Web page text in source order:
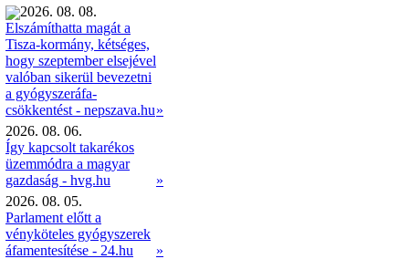
2026. 08. 08.
Elszámíthatta magát a
Tisza-kormány, kétséges,
hogy szeptember elsejével
valóban sikerül bevezetni
a gyógyszeráfa-
csökkentést - nepszava.hu»
2026. 08. 06.
Így kapcsolt takarékos
üzemmódra a magyar
gazdaság - hvg.hu
»
2026. 08. 05.
Parlament előtt a
vényköteles gyógyszerek
áfamentesítése - 24.hu
»